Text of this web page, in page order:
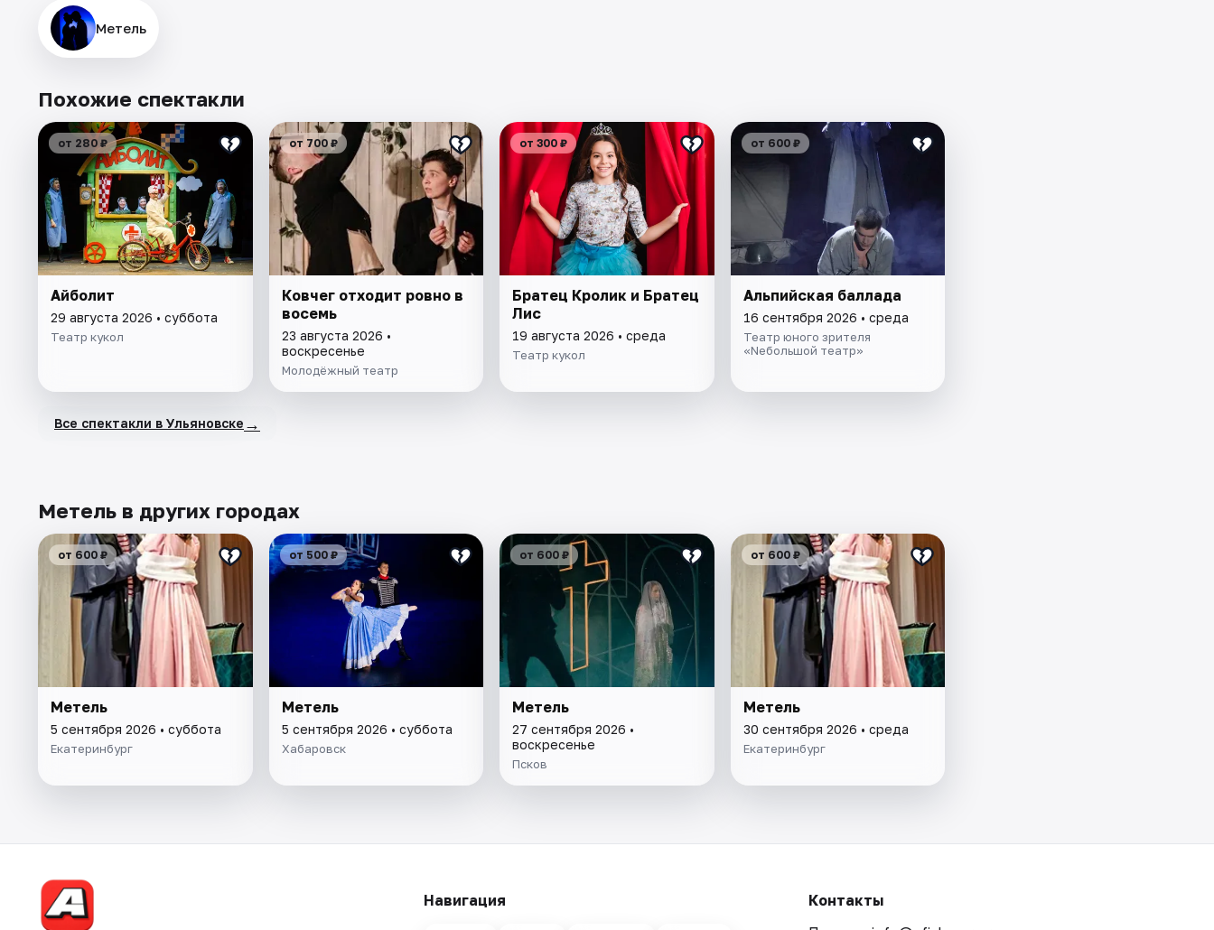
Метель
Похожие спектакли
от 280 ₽
Айболит
29 августа 2026 • суббота
Театр кукол
от 700 ₽
Ковчег отходит ровно в
восемь
23 августа 2026 •
воскресенье
Молодёжный театр
от 300 ₽
Братец Кролик и Братец
Лис
19 августа 2026 • среда
Театр кукол
от 600 ₽
Альпийская баллада
16 сентября 2026 • среда
Театр юного зрителя
«Nебольшой театр»
Все спектакли в Ульяновске →
Метель в других городах
от 600 ₽
Метель
5 сентября 2026 • суббота
Екатеринбург
от 500 ₽
Метель
5 сентября 2026 • суббота
Хабаровск
от 600 ₽
Метель
27 сентября 2026 •
воскресенье
Псков
от 600 ₽
Метель
30 сентября 2026 • среда
Екатеринбург
Навигация
Контакты